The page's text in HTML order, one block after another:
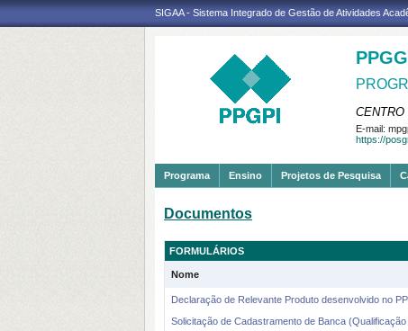
SIGAA - Sistema Integrado de Gestão de Atividades
E-mail:
https://
Programa Ensino Projetos de Pesquisa
Documentos
FORMULÁRIOS
Nome
Declaração de Relevante Produto desenvolvido no
Solicitação de Cadastramento de Banca